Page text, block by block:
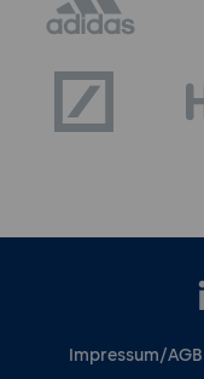
Impressum/AGB